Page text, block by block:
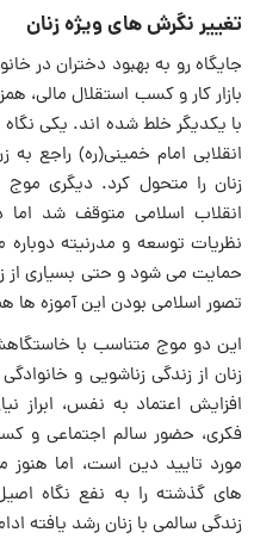
تغییر نگرش های ویژه زنان
جایگاه رو به بهبود دختران در
بازار کار و کسب استقلال مالی،
با یکدیگر خلط شده اند. یکی
انقلابی امام خمینی(ره) راجع
زنان را متحول کرد. دیگری
انقلاب اسلامی متوقف شد
نظریات توسعه و مدرنیته
حمایت می شود و حتی بسیاری از
تصور اسلامی بودن این آموزه ها
این دو موج متناسب با
زنان از زندگی زناشویی و
افزایش اعتماد به نفس، ابراز
فکری، حضور سالم اجتماعی و
مورد تایید دین است، اما
های گذشته را به نفع نگاه
زندگی سالمی با زنان رشد یافته